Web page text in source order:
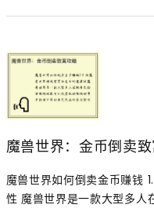
魔兽世界：金币倒卖
魔兽世界如何倒卖金币赚钱
性 魔兽世界是一款大型多人